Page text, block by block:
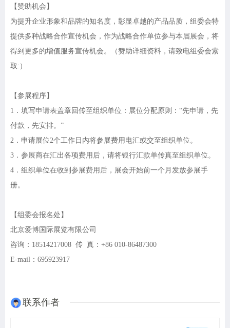
【赞助机会】
为提升企业形象和品牌的知名度，彰显卓越的产品品质，组委会特
提供多种战略合作宣传机会，作为战略合作单位参与本届展会，将
得到更多的增值服务宣传机会。（赞助详细资料，请致电组委会索
取 :）
【参展程序】
1．填写申请表盖章回传至组织单位：展位分配原则：“先申请，先
付款，先安排。”
2．申请展位2个工作日内将参展费用电汇或交至组织单位。
3．参展商在汇出各项费用后，请将银行汇款单传真至组织单位。
4．组织单位在收到参展费用后，展会开始前一个月发放参展手
册。
【组委会报名处】
北京爱博国际展览有限公司
咨询： 18514217008 传 真：+86 010-86487300
E-mail：695923917
联系作者